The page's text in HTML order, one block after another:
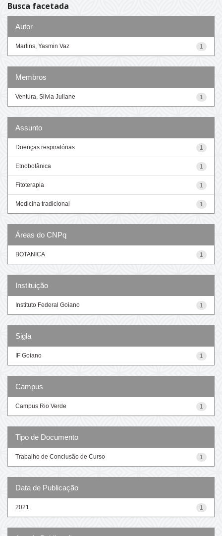
Busca facetada
Autor
1
Martins, Yasmin Vaz
Membros
1
Ventura, Silvia Juliane
Assunto
1
Doenças respiratórias
1
Etnobotânica
1
Fitoterapia
1
Medicina tradicional
Áreas do CNPq
1
BOTANICA
Instituição
1
Instituto Federal Goiano
Sigla
1
IF Goiano
Campus
1
Campus Rio Verde
Tipo de Documento
1
Trabalho de Conclusão de Curso
Data de Publicação
1
2021